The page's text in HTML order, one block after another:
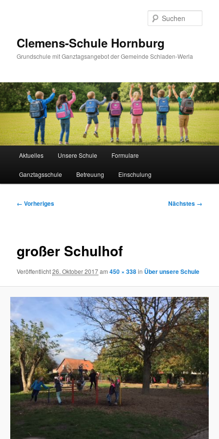
Clemens-Schule Hornburg
Grundschule mit Ganztagsangebot der Gemeinde Schladen-Werla
Aktuelles Unsere Schule Formulare
Ganztagsschule Betreuung Einschulung
Bilder-
← Vorheriges Nächstes →
großer Schulhof
Veröffentlicht26. Oktober 2017am450 × 338in Über unsere Schule